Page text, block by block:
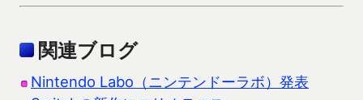
関連ブログ
Nintendo Labo（ニンテンドーラボ）発表